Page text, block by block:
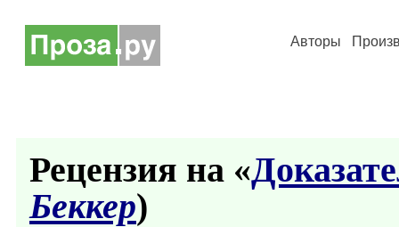
Авторы
Рецензия на «
Беккер)